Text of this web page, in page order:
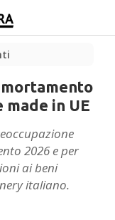
in UE
2026 e per
ai beni
italiano.